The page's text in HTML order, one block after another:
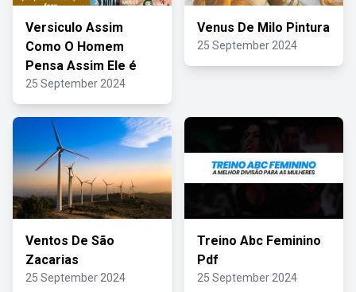
Versiculo Assim
Como O Homem
Pensa Assim Ele é
25 September 2024
Venus De Milo Pintura
25 September 2024
Ventos De São
Zacarias
25 September 2024
Treino Abc Feminino
Pdf
25 September 2024